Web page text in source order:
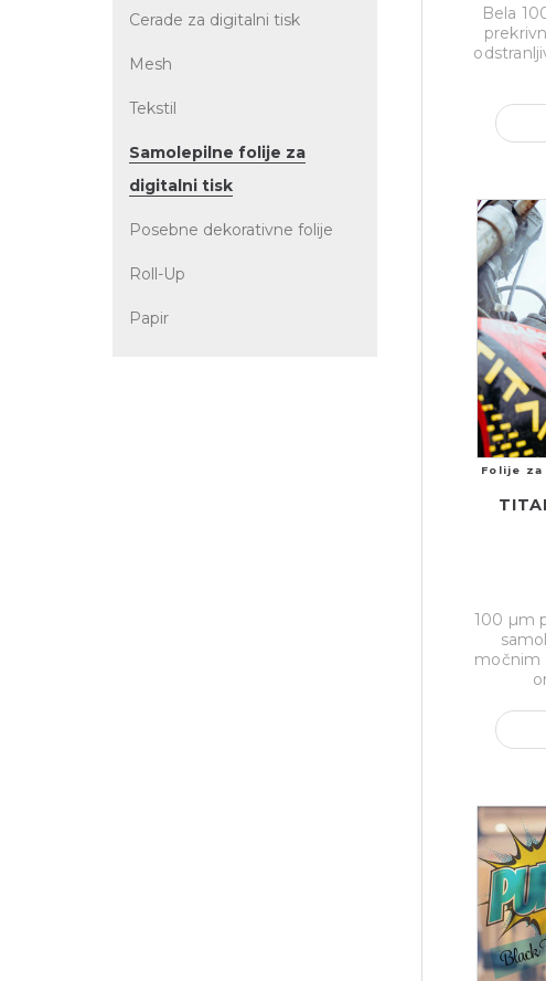
Cerade za digitalni tisk
Mesh
Tekstil
Samolepilne folije za
digitalni tisk
Posebne dekorativne folije
Roll-Up
Papir
Bela
Folije
100 µm
močnim